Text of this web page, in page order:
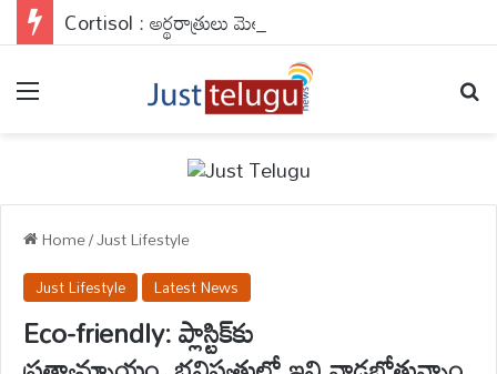
Home/Just Lifestyle
Just Lifestyle Latest News
Eco-friendly: ప్లాస్టిక్‌కు